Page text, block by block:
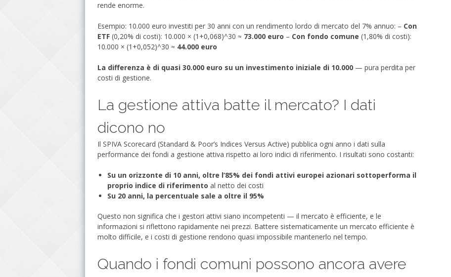
rende enorme.
Esempio: 10.000 euro investiti per 30 anni con un rendimento lordo di mercato del 7% annuo: – Con
ETF (0,20% di costi): 10.000 × (1+0,068)^30 ≈ 73.000 euro – Con fondo comune (1,80% di costi):
10.000 × (1+0,052)^30 ≈ 44.000 euro
La differenza è di quasi 30.000 euro su un investimento iniziale di 10.000 — pura perdita per
costi di gestione.
La gestione attiva batte il mercato? I dati
dicono no
Il SPIVA Scorecard (Standard & Poor’s Indices Versus Active) pubblica ogni anno i dati sulla
performance dei fondi a gestione attiva rispetto ai loro indici di riferimento. I risultati sono costanti:
Su un orizzonte di 10 anni, oltre l’85% dei fondi attivi europei azionari sottoperforma il
proprio indice di riferimento al netto dei costi
Su 20 anni, la percentuale sale a oltre il 95%
Questo non significa che i gestori attivi siano incompetenti — il mercato è efficiente, e le
informazioni si riflettono rapidamente nei prezzi. Battere sistematicamente un mercato efficiente è
molto difficile, e i costi di gestione rendono quasi impossibile mantenerlo nel tempo.
Quando i fondi comuni possono ancora avere